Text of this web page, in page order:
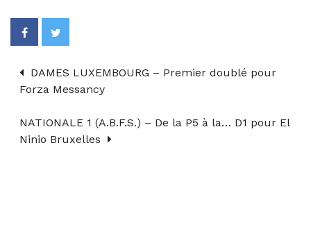
DAMES LUXEMBOURG – Premier doublé pour
Forza Messancy
NATIONALE 1 (A.B.F.S.) – De la P5 à la… D1 pour El
Ninio Bruxelles